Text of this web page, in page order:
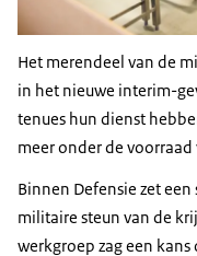
Het merendeel van de
in het nieuwe interim-
tenues hun dienst
meer onder de
Binnen Defensie zet
militaire steun van de
werkgroep zag een